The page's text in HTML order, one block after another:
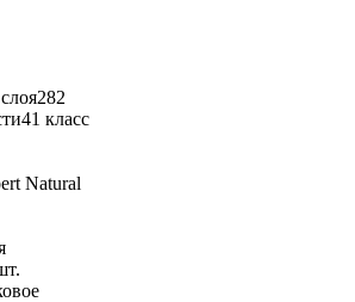
282
41 класс
Natural